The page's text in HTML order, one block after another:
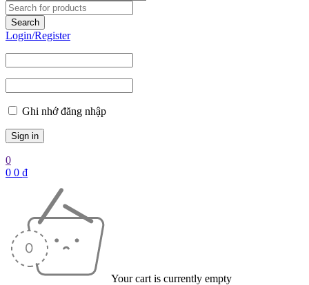
Login/Register
Ghi nhớ đăng nhập
0
0 0 ₫
Your cart is currently empty